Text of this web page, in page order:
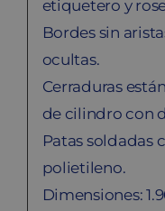
etiquetero y
Bordes sin
ocultas.
Cerraduras
de cilindro con
Patas soldadas
polietileno.
Dimensiones: